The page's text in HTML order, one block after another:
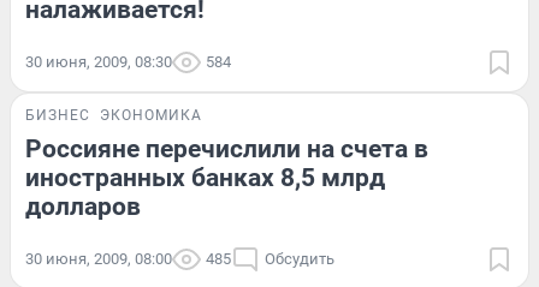
налаживается!
30 июня, 2009, 08:30 584
БИЗНЕС ЭКОНОМИКА
Россияне перечислили на счета в
иностранных банках 8,5 млрд
долларов
30 июня, 2009, 08:00 485 Обсудить